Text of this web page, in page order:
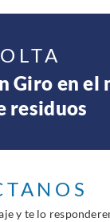
Giro en el
residuos
y te lo